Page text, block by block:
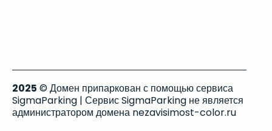
2025 © Домен припаркован с помощью сервиса
SigmaParking | Сервис SigmaParking не является
администратором домена nezavisimost-color.ru